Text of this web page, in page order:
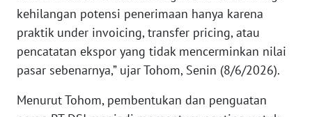
kehilangan potensi penerimaan hanya karena
praktik under invoicing, transfer pricing, atau
pencatatan ekspor yang tidak mencerminkan nilai
pasar sebenarnya,” ujar Tohom, Senin (8/6/2026).
Menurut Tohom, pembentukan dan penguatan
Regional
WN
SUMUT
WN